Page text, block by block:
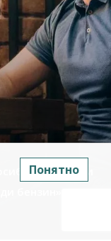
начали
бензин»
Понятно